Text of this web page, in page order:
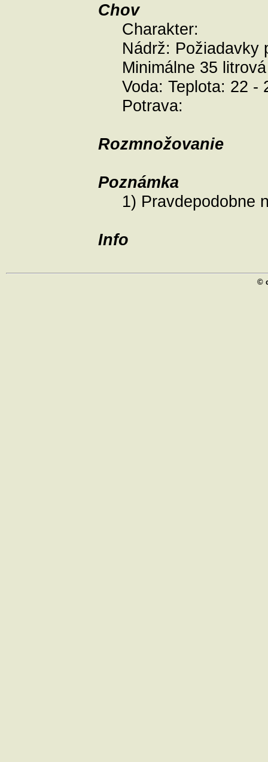
Chov
Charakter:
Nádrž: Požiadavky
Minimálne 35
Voda: Teplota: 22 -
Potrava:
Rozmnožovanie
Poznámka
1) Pravdepodobne
Info
©